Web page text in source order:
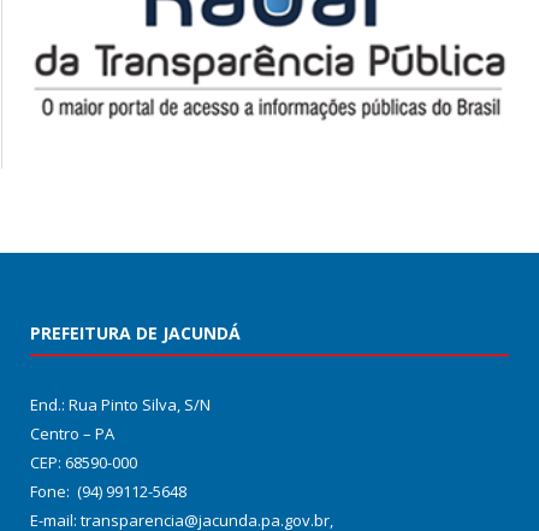
PREFEITURA DE JACUNDÁ
End.: Rua Pinto Silva, S/N
Centro – PA
CEP: 68590-000
Fone: (94) 99112-5648
E-mail: transparencia@jacunda.pa.gov.br,